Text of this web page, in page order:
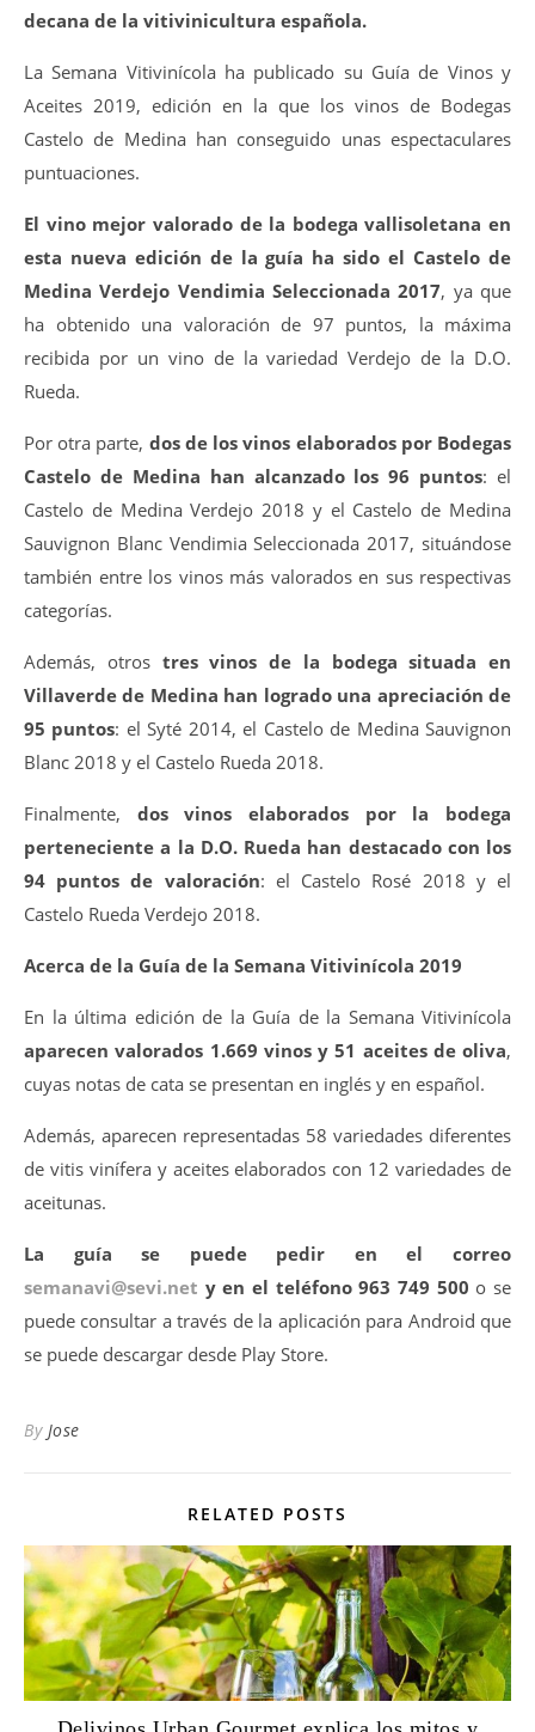
decana de la vitivinicultura española.
La Semana Vitivinícola ha publicado su Guía de Vinos y
Aceites 2019, edición en la que los vinos de Bodegas
Castelo de Medina han conseguido unas espectaculares
puntuaciones.
El vino mejor valorado de la bodega vallisoletana en
esta nueva edición de la guía ha sido el Castelo de
Medina Verdejo Vendimia Seleccionada 2017, ya que
ha obtenido una valoración de 97 puntos, la máxima
recibida por un vino de la variedad Verdejo de la D.O.
Rueda.
Por otra parte, dos de los vinos elaborados por Bodegas
Castelo de Medina han alcanzado los 96 puntos: el
Castelo de Medina Verdejo 2018 y el Castelo de Medina
Sauvignon Blanc Vendimia Seleccionada 2017, situándose
también entre los vinos más valorados en sus respectivas
categorías.
Además, otros tres vinos de la bodega situada en
Villaverde de Medina han logrado una apreciación de
95 puntos: el Syté 2014, el Castelo de Medina Sauvignon
Blanc 2018 y el Castelo Rueda 2018.
Finalmente, dos vinos elaborados por la bodega
perteneciente a la D.O. Rueda han destacado con los
94 puntos de valoración: el Castelo Rosé 2018 y el
Castelo Rueda Verdejo 2018.
Acerca de la Guía de la Semana Vitivinícola 2019
En la última edición de la Guía de la Semana Vitivinícola
aparecen valorados 1.669 vinos y 51 aceites de oliva,
cuyas notas de cata se presentan en inglés y en español.
Además, aparecen representadas 58 variedades diferentes
de vitis vinífera y aceites elaborados con 12 variedades de
aceitunas.
La guía se puede pedir en el correo
semanavi@sevi.net y en el teléfono 963 749 500 o se
puede consultar a través de la aplicación para Android que
se puede descargar desde Play Store.
By Jose
RELATED POSTS